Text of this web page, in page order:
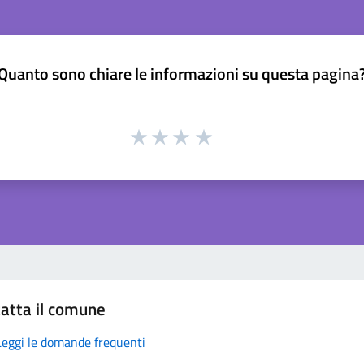
sono chiare le informazioni su questa
il comune
le domande frequenti